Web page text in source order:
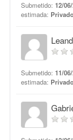
Submetido: 12/
estimada:
Submetido: 11/
estimada: